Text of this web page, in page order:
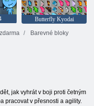
Butterfly Kyodai
Barevné bloky
jak vyhrát v boji proti četným
pracovat v přesnosti a agility.